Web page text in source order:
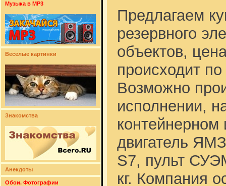
Музыка в MP3
Веселые картинки
Знакомства
Анекдоты
Обои. Фотографии
Предлагаем
резервного
объектов,
происходит
Возможно
исполнении,
контейнерном
двигатель
S7, пульт
кг. Компания